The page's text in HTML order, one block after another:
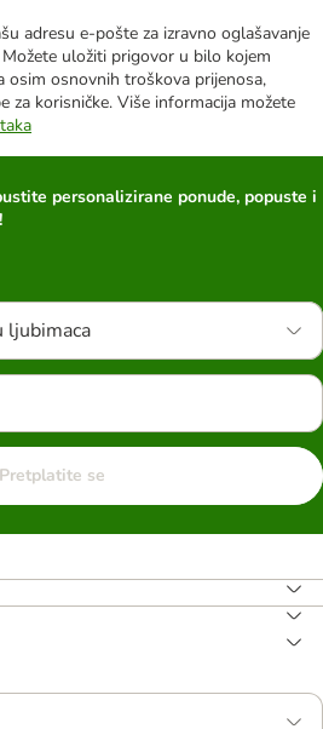
adresu e-pošte za izravno oglašavanje
uložiti prigovor u bilo kojem
osim osnovnih troškova prijenosa,
za korisničke. Više informacija možete
personalizirane ponude, popuste i
ljubimaca
Pretplatite se